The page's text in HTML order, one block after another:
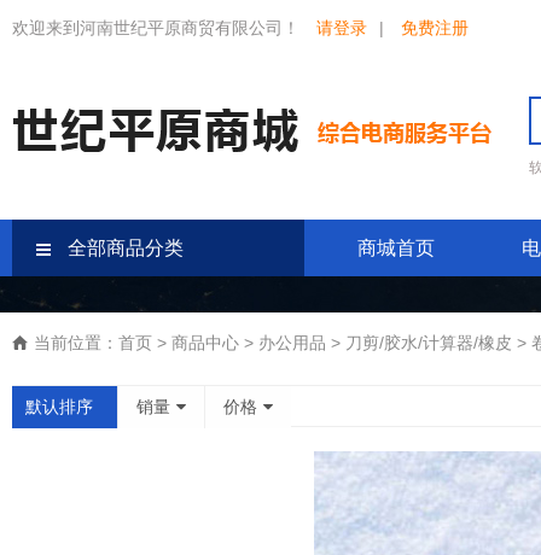
欢迎来到河南世纪平原商贸有限公司！ 请登录 | 免费注册
全部商品分类 商城首页
当前位置： 首页 > 商品中心 > 办公用品 > 刀剪/胶水/计算器/橡皮 >
默认排序 销量 价格